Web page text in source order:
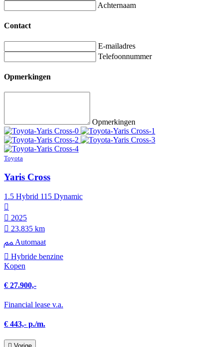
Achternaam
Contact
E-mailadres
Telefoonnummer
Opmerkingen
Opmerkingen
Toyota
Yaris Cross
1.5 Hybrid 115 Dynamic
2025
23.835 km
Automaat
Hybride benzine
Kopen
€ 27.900,-
Financial lease v.a.
€ 443,- p./m.